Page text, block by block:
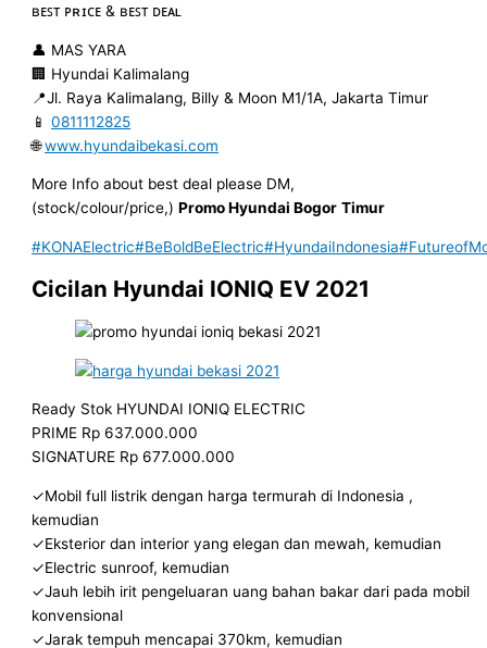
ʙᴇꜱᴛ ᴘʀɪᴄᴇ & ʙᴇꜱᴛ ᴅᴇᴀʟ
👤 MAS YARA
🏢 Hyundai Kalimalang
📍Jl. Raya Kalimalang, Billy & Moon M1/1A, Jakarta Timur
📱0811112825
🌐www.hyundaibekasi.com
More Info about best deal please DM,
(stock/colour/price,)Promo Hyundai Bogor Timur
#KONAElectric#BeBoldBeElectric#HyundaiIndonesia
Cicilan Hyundai IONIQ EV 2021
Ready Stok HYUNDAI IONIQ ELECTRIC
PRIME Rp 637.000.000
SIGNATURE Rp 677.000.000
✓Mobil full listrik dengan harga termurah di Indonesia ,
kemudian
✓Eksterior dan interior yang elegan dan mewah, kemudian
✓Electric sunroof, kemudian
✓Jauh lebih irit pengeluaran uang bahan bakar dari pada mobil
konvensional
✓Jarak tempuh mencapai 370km, kemudian